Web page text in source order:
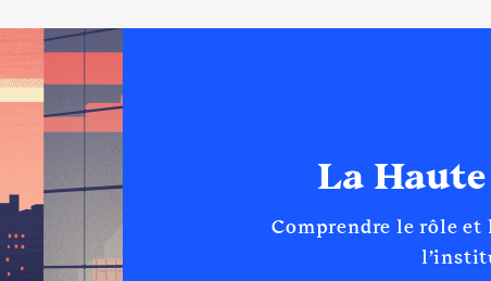
La
Comprendre le rôle